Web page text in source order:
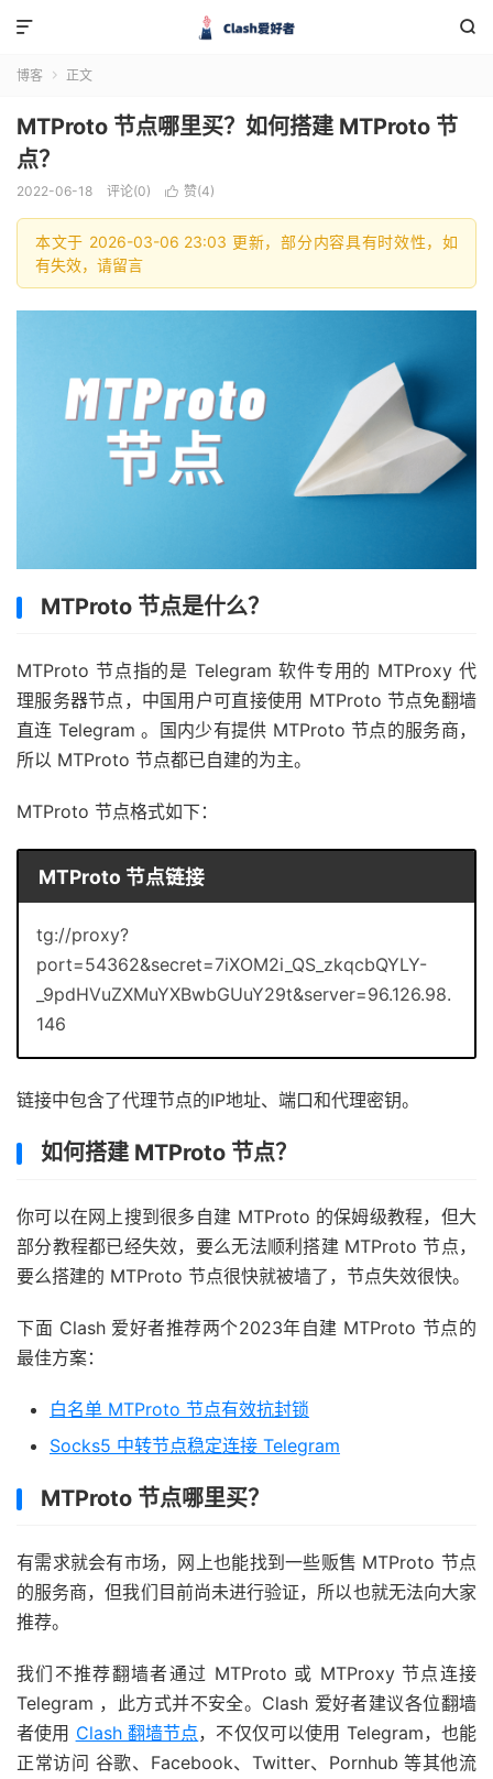


博客  正文
MTProto 节点哪里买？如何搭建 MTProto 节
点？
2022-06-18 评论(0)  赞(4)
本文于 2026-03-06 23:03 更新，部分内容具有时效性，如
有失效，请留言
MTProto 节点是什么？
MTProto 节点指的是 Telegram 软件专用的 MTProxy 代
理服务器节点，中国用户可直接使用 MTProto 节点免翻墙
直连 Telegram 。国内少有提供 MTProto 节点的服务商，
所以 MTProto 节点都已自建的为主。
MTProto 节点格式如下：
MTProto 节点链接
tg://proxy?
port=54362&secret=7iXOM2i_QS_zkqcbQYLY-
_9pdHVuZXMuYXBwbGUuY29t&server=96.126.98.
146
链接中包含了代理节点的IP地址、端口和代理密钥。
如何搭建 MTProto 节点？
你可以在网上搜到很多自建 MTProto 的保姆级教程，但大
部分教程都已经失效，要么无法顺利搭建 MTProto 节点，
要么搭建的 MTProto 节点很快就被墙了，节点失效很快。
下面 Clash 爱好者推荐两个2023年自建 MTProto 节点的
最佳方案：
白名单 MTProto 节点有效抗封锁
Socks5 中转节点稳定连接 Telegram
MTProto 节点哪里买？
有需求就会有市场，网上也能找到一些贩售 MTProto 节点
的服务商，但我们目前尚未进行验证，所以也就无法向大家
推荐。
我们不推荐翻墙者通过 MTProto 或 MTProxy 节点连接
Telegram ，此方式并不安全。Clash 爱好者建议各位翻墙
者使用 Clash 翻墙节点，不仅仅可以使用 Telegram，也能
正常访问 谷歌、Facebook、Twitter、Pornhub 等其他流